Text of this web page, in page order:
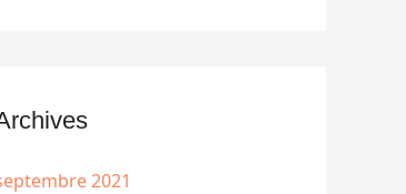
2021